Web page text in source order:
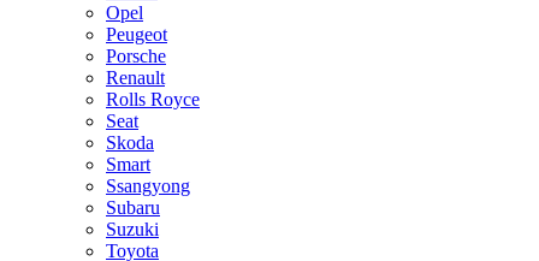
Opel
Peugeot
Porsche
Renault
Rolls Royce
Seat
Skoda
Smart
Ssangyong
Subaru
Suzuki
Toyota